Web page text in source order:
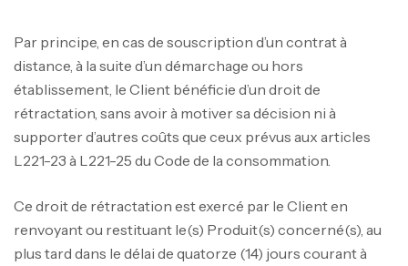
Par principe, en cas de souscription d’un contrat à
distance, à la suite d’un démarchage ou hors
établissement, le Client bénéficie d’un droit de
rétractation, sans avoir à motiver sa décision ni à
supporter d’autres coûts que ceux prévus aux articles
L221-23 à L221-25 du Code de la consommation.
Ce droit de rétractation est exercé par le Client en
renvoyant ou restituant le(s) Produit(s) concerné(s), au
plus tard dans le délai de quatorze (14) jours courant à